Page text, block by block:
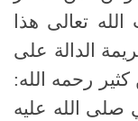
تعالى هذا
الدالة على
رحمه الله:
صلى الله عليه